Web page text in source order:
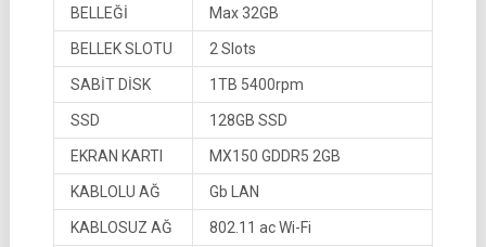
BELLEĞİ
Max 32GB
BELLEK SLOTU 2 Slots
SABİT DİSK 1TB 5400rpm
SSD 128GB SSD
EKRAN KARTI MX150 GDDR5 2GB
KABLOLU AĞ Gb LAN
KABLOSUZ AĞ 802.11 ac Wi-Fi